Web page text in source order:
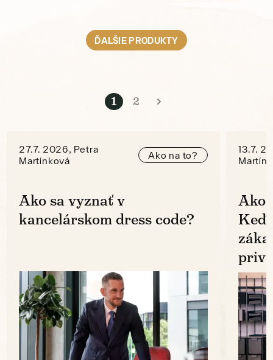
ĎALŠIE PRODUKTY
1 2
27.7. 2026, Petra
Martínková
Ako na to?
Ako sa vyznať v
kancelárskom dress code?
13.7.
Ako
Keď